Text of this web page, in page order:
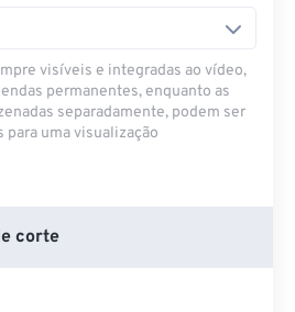
visíveis e integradas ao vídeo,
permanentes, enquanto as
separadamente, podem ser
para uma visualização
corte